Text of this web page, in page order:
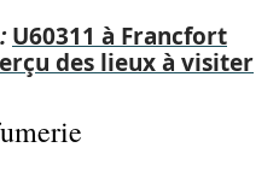
U60311 à Francfort
des lieux à visiter